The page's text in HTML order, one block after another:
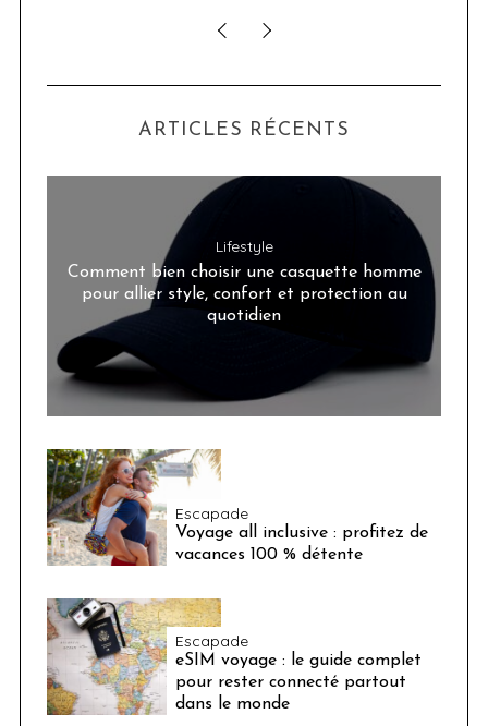
ARTICLES RÉCENTS
Lifestyle
Comment bien choisir une casquette homme
pour allier style, confort et protection au
quotidien
Escapade
Voyage all inclusive : profitez de
vacances 100 % détente
Escapade
eSIM voyage : le guide complet
pour rester connecté partout
dans le monde